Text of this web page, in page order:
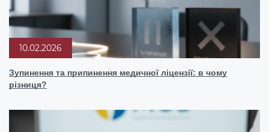
10.02.2026
Зупинення та припинення медичної ліцензії: в чому
різниця?